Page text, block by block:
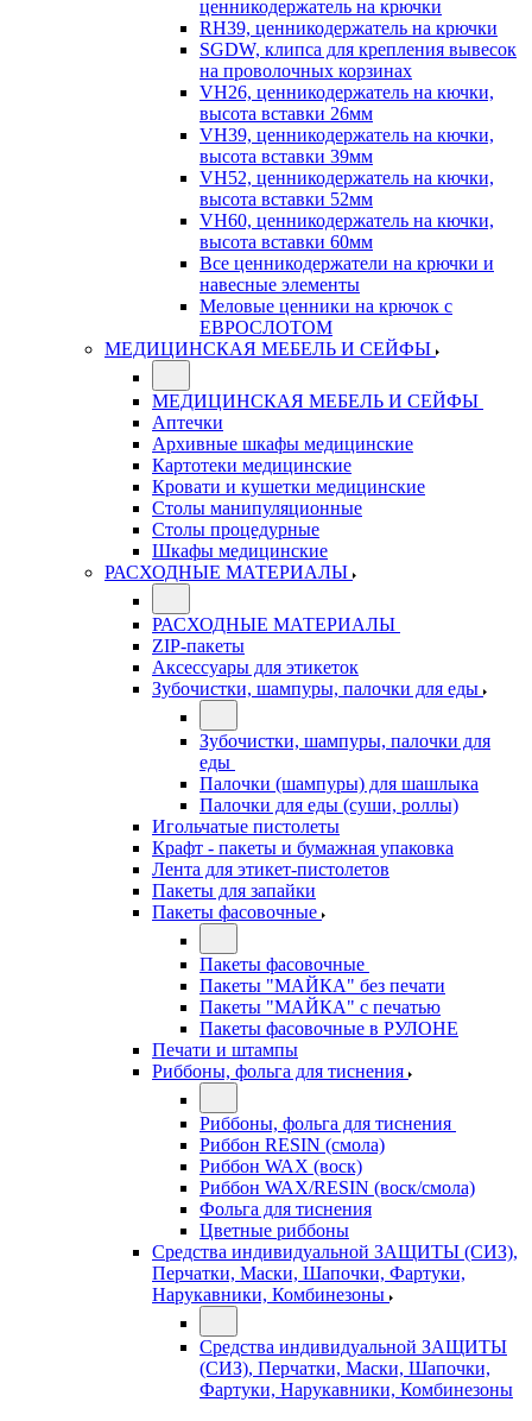
ценникодержатель на крючки
RH39, ценникодержатель на крючки
SGDW, клипса для крепления вывесок
на проволочных корзинах
VH26, ценникодержатель на кючки,
высота вставки 26мм
VH39, ценникодержатель на кючки,
высота вставки 39мм
VH52, ценникодержатель на кючки,
высота вставки 52мм
VH60, ценникодержатель на кючки,
высота вставки 60мм
Все ценникодержатели на крючки и
навесные элементы
Меловые ценники на крючок с
ЕВРОСЛОТОМ
МЕДИЦИНСКАЯ МЕБЕЛЬ И СЕЙФЫ
МЕДИЦИНСКАЯ МЕБЕЛЬ И СЕЙФЫ
Аптечки
Архивные шкафы медицинские
Картотеки медицинские
Кровати и кушетки медицинские
Столы манипуляционные
Столы процедурные
Шкафы медицинские
РАСХОДНЫЕ МАТЕРИАЛЫ
РАСХОДНЫЕ МАТЕРИАЛЫ
ZIP-пакеты
Аксессуары для этикеток
Зубочистки, шампуры, палочки для еды
Зубочистки, шампуры, палочки для
еды
Палочки (шампуры) для шашлыка
Палочки для еды (суши, роллы)
Игольчатые пистолеты
Крафт - пакеты и бумажная упаковка
Лента для этикет-пистолетов
Пакеты для запайки
Пакеты фасовочные
Пакеты фасовочные
Пакеты "МАЙКА" без печати
Пакеты "МАЙКА" с печатью
Пакеты фасовочные в РУЛОНЕ
Печати и штампы
Риббоны, фольга для тиснения
Риббоны, фольга для тиснения
Риббон RESIN (смола)
Риббон WAX (воск)
Риббон WAX/RESIN (воск/смола)
Фольга для тиснения
Цветные риббоны
Средства индивидуальной ЗАЩИТЫ (СИЗ),
Перчатки, Маски, Шапочки, Фартуки,
Нарукавники, Комбинезоны
Средства индивидуальной ЗАЩИТЫ
(СИЗ), Перчатки, Маски, Шапочки,
Фартуки, Нарукавники, Комбинезоны